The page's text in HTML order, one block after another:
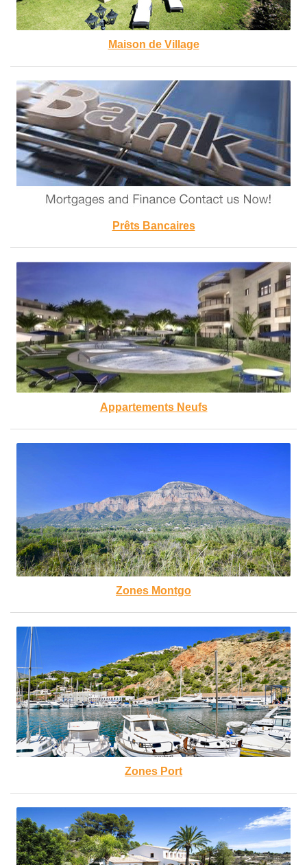
Maison de Village
Prêts Bancaires
Appartements Neufs
Zones Montgo
Zones Port